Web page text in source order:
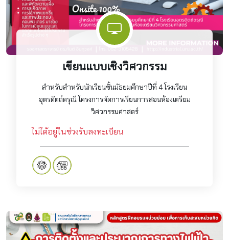
เขียนแบบเชิงวิศวกรรม
สำหรับสำหรับนักเรียนชั้นมัธยมศึกษาปีที่ 4 โรงเรียน
อุตรดิตถ์ดรุณี โครงการจัดการเรียนการสอนห้องเตรียม
วิศวกรรมศาสตร์
ไม่ได้อยู่ในช่วงรับลงทะเบียน